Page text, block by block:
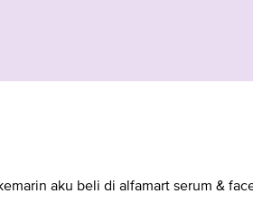
aku beli di alfamart serum &